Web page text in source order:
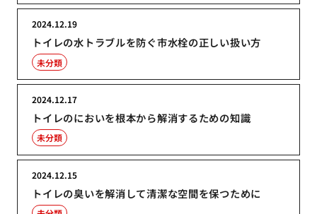
トイレの水トラブルを防ぐ市水栓の正しい扱い方
2024.12.19
未分類
トイレのにおいを根本から解消するための知識
2024.12.17
未分類
トイレの臭いを解消して清潔な空間を保つために
2024.12.15